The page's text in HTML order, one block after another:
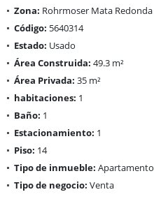
Zona: Rohrmoser Mata Redonda
Código: 5640314
Estado: Usado
Área Construida: 49.3 m²
Área Privada: 35 m²
habitaciones: 1
Baño: 1
Estacionamiento: 1
Piso: 14
Tipo de inmueble: Apartamento
Tipo de negocio: Venta